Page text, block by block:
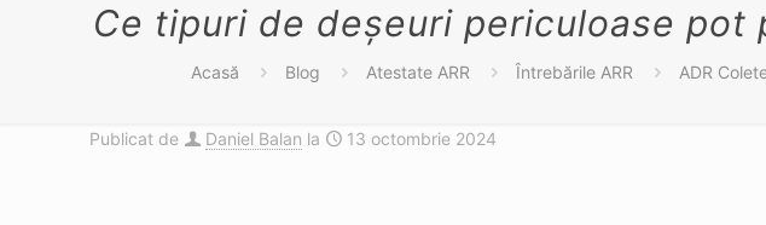
Ce tipuri de deşeuri periculoase
Acasă Blog Atestate ARR Întrebările ARR ADR
Publicat de Daniel Balan la 13 octombrie 2024